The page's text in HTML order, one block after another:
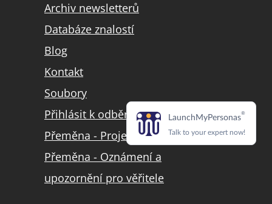
Archiv newsletterů
Databáze znalostí
Blog
Kontakt
Soubory
Přihlásit k odběru LinkedIn
Přeměna - Projekt přeměny
Přeměna - Oznámení a
upozornění pro věřitele